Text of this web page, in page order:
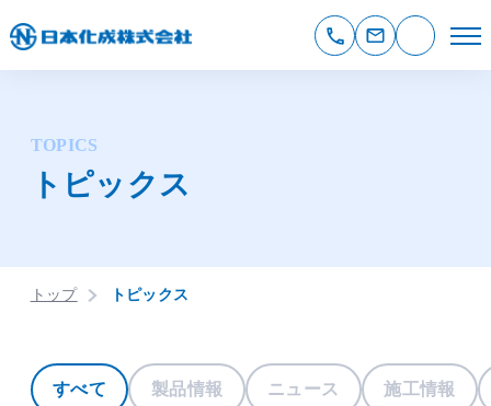
TOPICS
トピックス
トップ トピックス
すべて 製品情報 ニュース 施工情報